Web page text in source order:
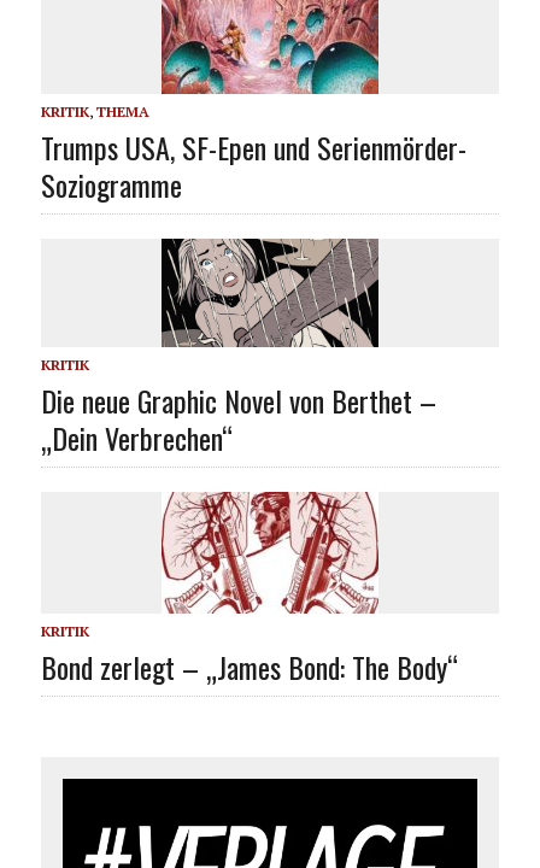
KRITIK, THEMA
Trumps USA, SF-Epen und Serienmörder-
Soziogramme
KRITIK
Die neue Graphic Novel von Berthet –
„Dein Verbrechen“
KRITIK
Bond zerlegt – „James Bond: The Body“